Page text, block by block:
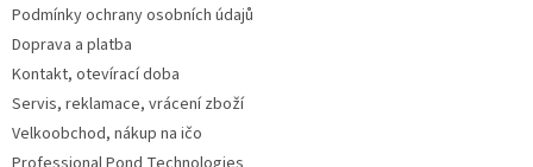
Podmínky ochrany osobních údajů
Doprava a platba
Kontakt, otevírací doba
Servis, reklamace, vrácení zboží
Velkoobchod, nákup na ičo